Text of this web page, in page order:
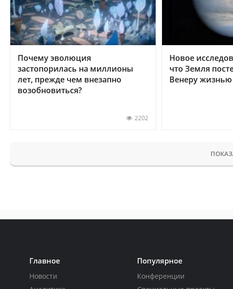
Почему эволюция
застопорилась на миллионы
лет, прежде чем внезапно
возобновиться?
2202
Новое
что Земля
Венеру жизнью
Главное
Новости
Популярное
Конференции